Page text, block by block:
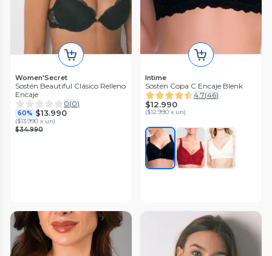
Women'Secret
Sostén Beautiful Clásico Relleno
Encaje
0(0)
60% $13.990
($13.990 x un)
$34.990
Intime
Sostén Copa C Encaje Blenk
4.7(46)
$12.990
($12.990 x un)